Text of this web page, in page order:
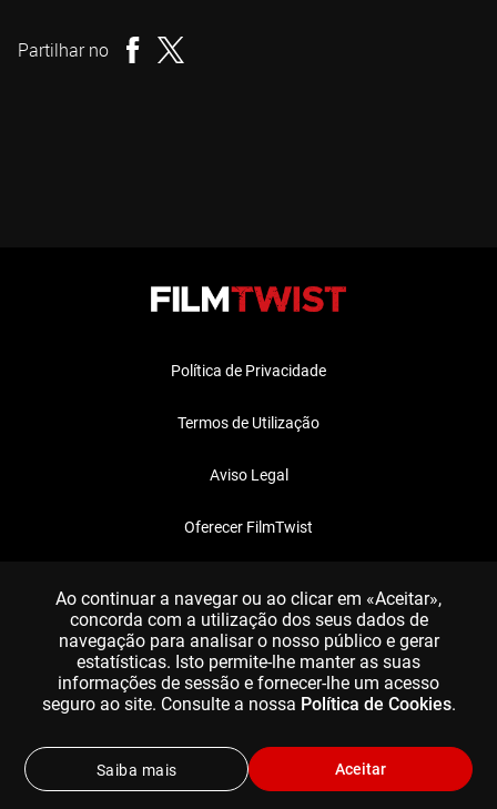
Partilhar no
Política de Privacidade
Termos de Utilização
Aviso Legal
Oferecer FilmTwist
Ao continuar a navegar ou ao clicar em «Aceitar»,
concorda com a utilização dos seus dados de
navegação para analisar o nosso público e gerar
estatísticas. Isto permite-lhe manter as suas
informações de sessão e fornecer-lhe um acesso
seguro ao site. Consulte a nossa Política de Cookies.
Aceitar
Saiba mais